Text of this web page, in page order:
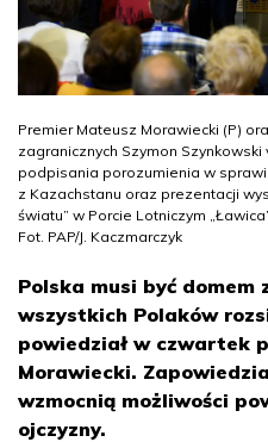
Premier Mateusz Morawiecki (P)
zagranicznych Szymon
podpisania porozumienia w
z Kazachstanu oraz prezentacji
światu” w Porcie Lotniczym
Fot. PAP/J. Kaczmarczyk
Polska musi być domem
wszystkich Polaków
powiedział w czwartek
Morawiecki.
wzmocnią możliwości
ojczyzny.